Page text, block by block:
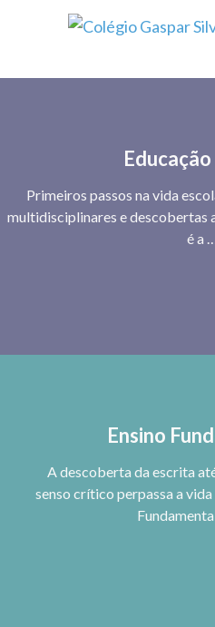
Primeiros passos na vida
multidisciplinares e descobertas
é a
Ensino
A descoberta da escrita
senso crítico perpassa a